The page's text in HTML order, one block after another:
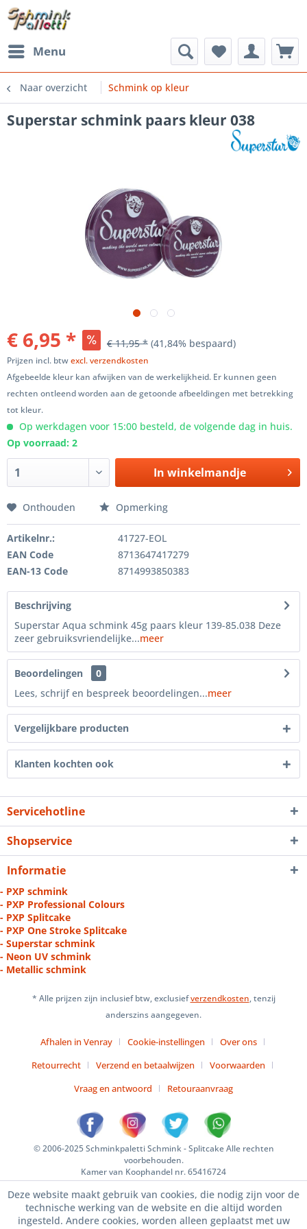
Menu
Naar overzicht Schmink op kleur
Superstar schmink paars kleur 038
€ 6,95 * € 11,95 * (41,84% bespaard)
Prijzen incl. btwexcl. verzendkosten
Afgebeelde kleur kan afwijken van de werkelijkheid. Er kunnen geen
rechten ontleend worden aan de getoonde afbeeldingen met betrekking
tot kleur.
Op werkdagen voor 15:00 besteld, de volgende dag in huis.
Op voorraad: 2
In winkelmandje
Onthouden Opmerking
Artikelnr.:
41727-EOL
EAN Code
8713647417279
EAN-13 Code
8714993850383
Beschrijving
Superstar Aqua schmink 45g paars kleur 139-85.038 Deze
zeer gebruiksvriendelijke...meer
Beoordelingen
0
Lees, schrijf en bespreek beoordelingen...meer
Vergelijkbare producten
Klanten kochten ook
Servicehotline
Shopservice
Informatie
- PXP schmink
- PXP Professional Colours
- PXP Splitcake
- PXP One Stroke Splitcake
- Superstar schmink
- Neon UV schmink
- Metallic schmink
* Alle prijzen zijn inclusief btw, exclusiefverzendkosten, tenzij
anderszins aangegeven.
Afhalen in Venray Cookie-instellingen
Over ons
Retourrecht
Verzend en betaalwijzen
Voorwaarden
Vraag en antwoord
Retouraanvraag
© 2006-2025 Schminkpaletti Schmink - Splitcake Alle rechten
voorbehouden.
Kamer van Koophandel nr. 65416724
Deze website maakt gebruik van cookies, die nodig zijn voor de
technische werking van de website en die altijd worden
ingesteld. Andere cookies, worden alleen geplaatst met uw